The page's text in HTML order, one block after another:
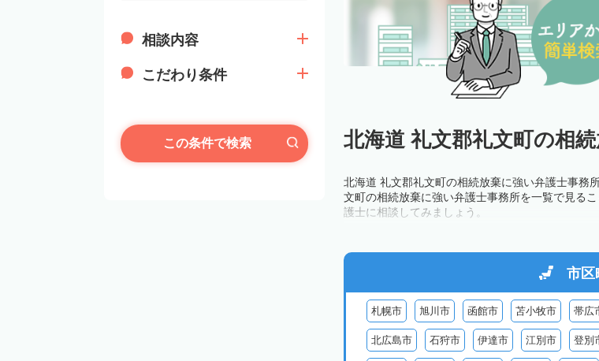
相談内容
こだわり条件
この条件で検索 北海道 礼文郡礼文町の相
北海道 礼文郡礼文町の相続放棄に強い弁護士事務
文町の相続放棄に強い弁護士事務所を一覧で見る
護士に相談してみましょう。
市区
札幌市 旭川市 函館市 苫小牧市 帯広
北広島市 石狩市 伊達市 江別市 登別